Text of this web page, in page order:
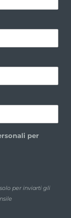
per
per inviarti gli